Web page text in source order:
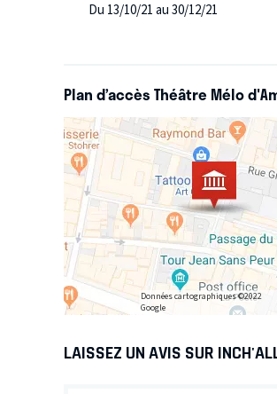
Du 13/10/21 au 30/12/21
Plan d’accès Théâtre Mélo
Données cartographiques ©2022
Google
LAISSEZ UN AVIS SUR